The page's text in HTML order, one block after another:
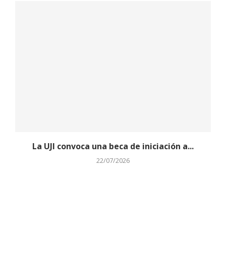
La UJI convoca una beca de iniciación a...
22/07/2026